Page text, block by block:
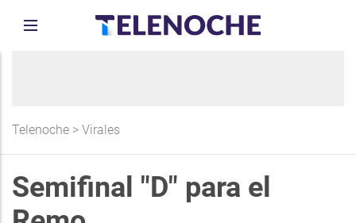
Telenoche > Virales
Semifinal "D" para el